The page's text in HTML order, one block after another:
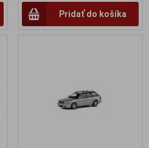
Pridať do košíka